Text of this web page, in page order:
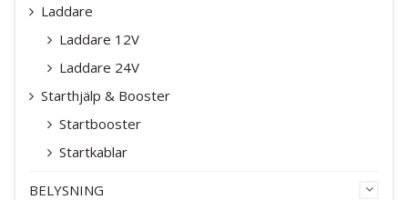
Laddare
Laddare 12V
Laddare 24V
Starthjälp & Booster
Startbooster
Startkablar
BELYSNING